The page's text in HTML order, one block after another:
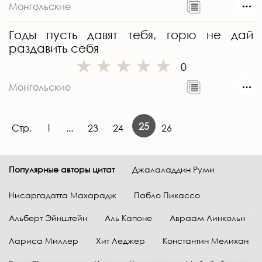
Монгольские
Годы пусть давят тебя, горю не дай
раздавить себя
0
Монгольские
Стр. 1 ... 23 24 25 26
Популярные авторы цитат Джалаладдин Руми
Нисаргадатта Махарадж Пабло Пикассо
Альберт Эйнштейн Аль Капоне Авраам Линкольн
Лариса Миллер Хит Леджер Константин Мелихан